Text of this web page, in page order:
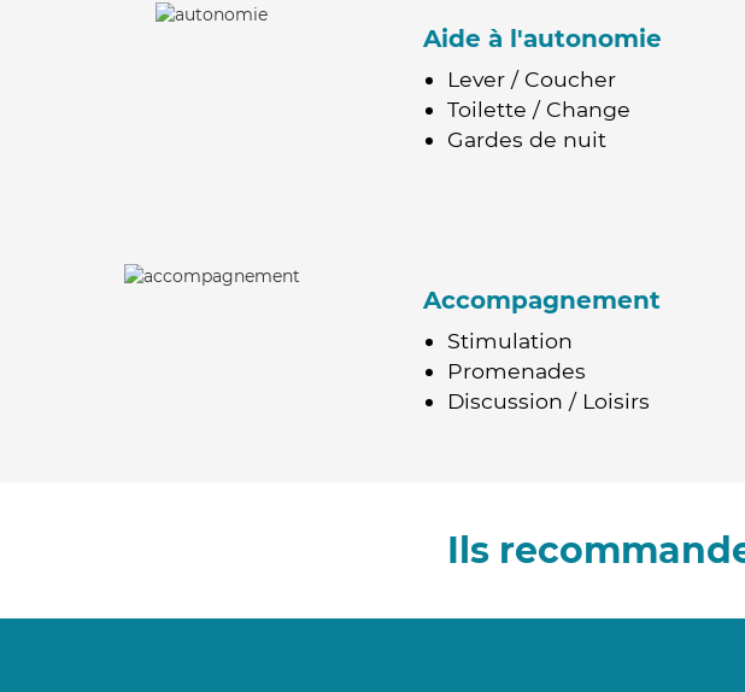
Aide à l'autonomie
Lever / Coucher
Toilette / Change
Gardes de nuit
Accompagnement
Stimulation
Promenades
Discussion / Loisirs
Ils